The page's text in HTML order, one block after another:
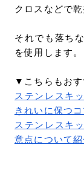
クロスなどで
それでも落ち
を使用します。
▼こちらもおす
ステンレスキ
きれいに保つ
ステンレスキ
意点について紹